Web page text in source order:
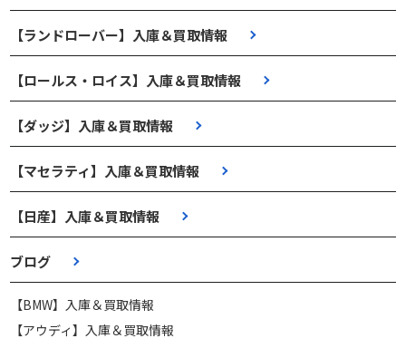
【ランドローバー】入庫＆買取情報
【ロールス・ロイス】入庫＆買取情報
【ダッジ】入庫＆買取情報
【マセラティ】入庫＆買取情報
【日産】入庫＆買取情報
ブログ
【BMW】入庫＆買取情報
【アウディ】入庫＆買取情報